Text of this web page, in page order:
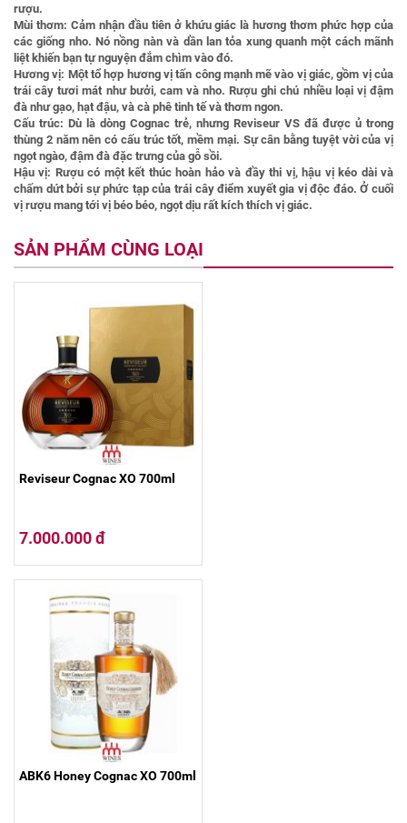
rượu.
Mùi thơm: Cảm nhận đầu tiên ở khứu giác là hương thơm phức hợp của
các giống nho. Nó nồng nàn và dần lan tỏa xung quanh một cách mãnh
liệt khiến bạn tự nguyện đắm chìm vào đó.
Hương vị: Một tổ hợp hương vị tấn công mạnh mẽ vào vị giác, gồm vị của
trái cây tươi mát như bưởi, cam và nho. Rượu ghi chú nhiều loại vị đậm
đà như gạo, hạt đậu, và cà phê tinh tế và thơm ngon.
Cấu trúc: Dù là dòng Cognac trẻ, nhưng Reviseur VS đã được ủ trong
thùng 2 năm nên có cấu trúc tốt, mềm mại. Sự cân bằng tuyệt vời của vị
ngọt ngào, đậm đà đặc trưng của gỗ sồi.
Hậu vị: Rượu có một kết thúc hoàn hảo và đầy thi vị, hậu vị kéo dài và
chấm dứt bởi sự phức tạp của trái cây điểm xuyết gia vị độc đáo. Ở cuối
vị rượu mang tới vị béo béo, ngọt dịu rất kích thích vị giác.
SẢN PHẨM CÙNG LOẠI
Reviseur Cognac XO 700ml
7.000.000 đ
ABK6 Honey Cognac XO 700ml